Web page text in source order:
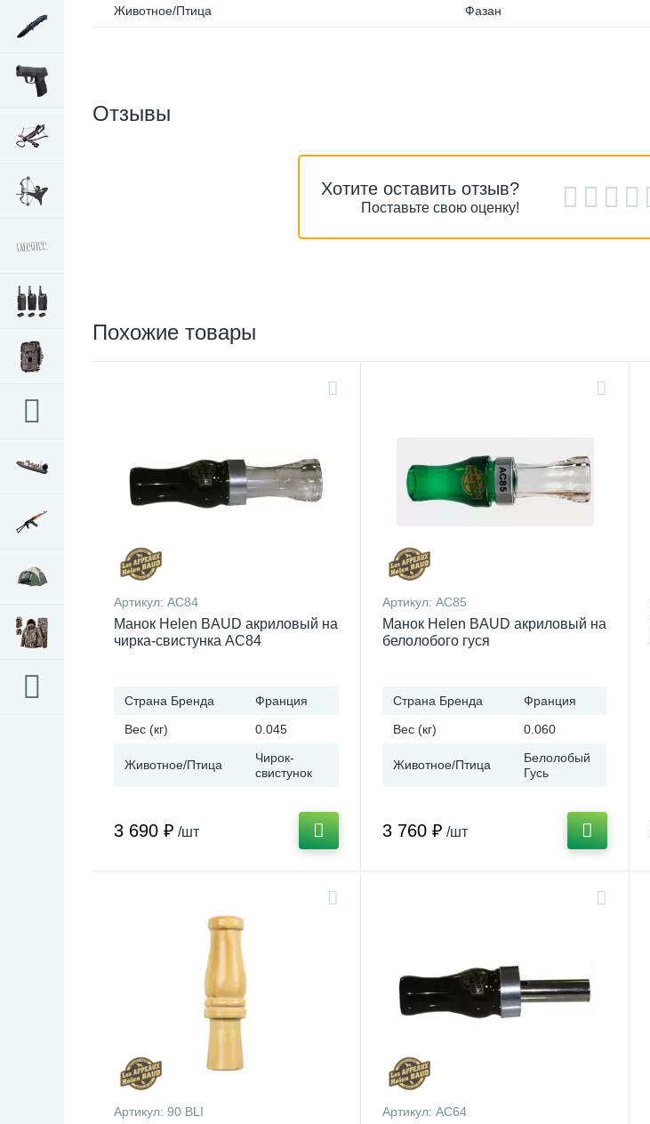
Животное/Птица Фазан
Отзывы
Хотите оставить отзыв?
Поставьте свою оценку!
Похожие товары
Артикул: AC84
Манок Helen BAUD акриловый на
чирка-свистунка AC84
Страна Бренда
Франция
Вес (кг)
0.045
Животное/Птица
Чирок-
свистунок
3 690 ₽ /шт
Артикул: AC85
Манок Helen BAUD акриловый на
белолобого гуся
Страна Бренда
Франция
Вес (кг)
0.060
Животное/Птица
Белолобый
Гусь
3 760 ₽ /шт
Артикул: 90 BLI Артикул: AC64